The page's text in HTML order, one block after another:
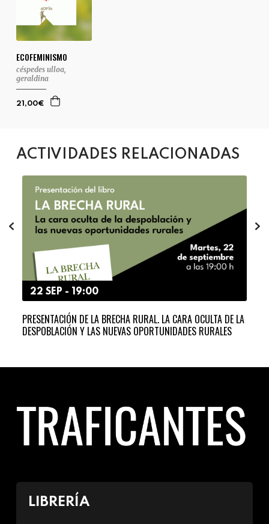
ECOFEMINISMO
céspedes ulloa,
geraldina
21,00€
ACTIVIDADES RELACIONADAS
22 SEP - 19:00
PRESENTACIÓN DE LA BRECHA RURAL. LA CARA OCULTA DE LA
DESPOBLACIÓN Y LAS NUEVAS OPORTUNIDADES RURALES
LIBRERÍA